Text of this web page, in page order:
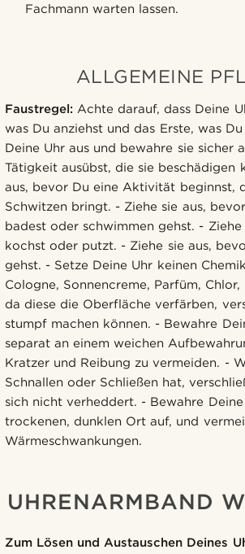
Fachmann warten lassen.
ALLGEMEINE
Faustregel: Achte darauf, dass Deine
was Du anziehst und das Erste, was
Deine Uhr aus und bewahre sie sicher
Tätigkeit ausübst, die sie beschädigen
aus, bevor Du eine Aktivität beginnst,
Schwitzen bringt. - Ziehe sie aus,
badest oder schwimmen gehst. - Ziehe
kochst oder putzt. - Ziehe sie aus,
gehst. - Setze Deine Uhr keinen
Cologne, Sonnencreme, Parfüm, Chlor,
da diese die Oberfläche verfärben,
stumpf machen können. - Bewahre
separat an einem weichen
Kratzer und Reibung zu vermeiden. -
Schnallen oder Schließen hat,
sich nicht verheddert. - Bewahre
trockenen, dunklen Ort auf, und
Wärmeschwankungen.
UHRENARMBAND
Zum Lösen und Austauschen Deines